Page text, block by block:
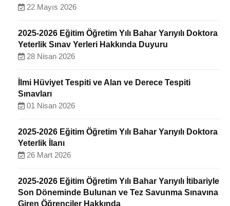
22 Mayıs 2026
2025-2026 Eğitim Öğretim Yılı Bahar Yarıyılı Doktora
Yeterlik Sınav Yerleri Hakkında Duyuru
28 Nisan 2026
İlmi Hüviyet Tespiti ve Alan ve Derece Tespiti
Sınavları
01 Nisan 2026
2025-2026 Eğitim Öğretim Yılı Bahar Yarıyılı Doktora
Yeterlik İlanı
26 Mart 2026
2025-2026 Eğitim Öğretim Yılı Bahar Yarıyılı İtibariyle
Son Döneminde Bulunan ve Tez Savunma Sınavına
Giren Öğrenciler Hakkında